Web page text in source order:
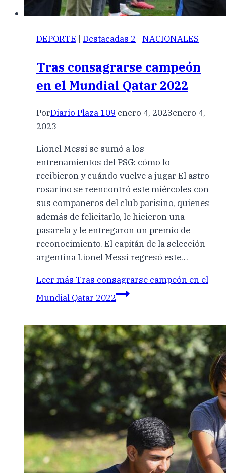
DEPORTE | Destacadas 2 | NACIONALES
Tras consagrarse campeón
en el Mundial Qatar 2022
PorDiario Plaza 109 enero 4, 2023enero 4,
2023
Lionel Messi se sumó a los
entrenamientos del PSG: cómo lo
recibieron y cuándo vuelve a jugar El astro
rosarino se reencontró este miércoles con
sus compañeros del club parisino, quienes
además de felicitarlo, le hicieron una
pasarela y le entregaron un premio de
reconocimiento. El capitán de la selección
argentina Lionel Messi regresó este…
Leer más Tras consagrarse campeón en el
Mundial Qatar 2022